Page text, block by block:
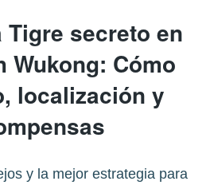
Tigre secreto en
Wukong: Cómo
localización y
y la mejor estrategia para